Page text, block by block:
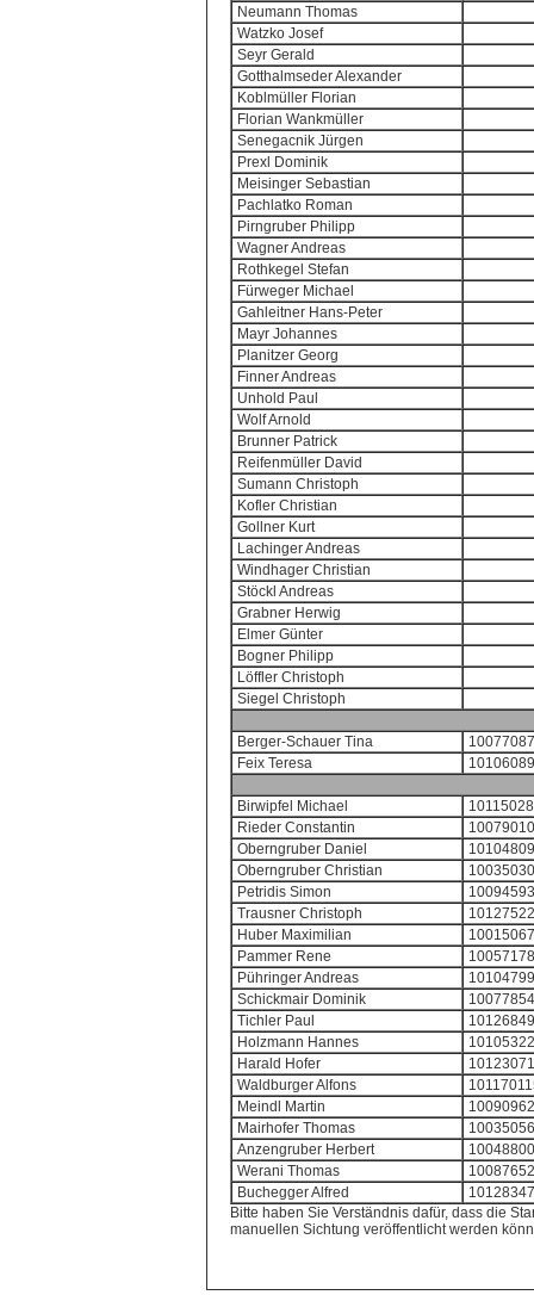
Neumann Thomas
Watzko Josef
Seyr Gerald
Gotthalmseder Alexander
Koblmüller Florian
Florian Wankmüller
Senegacnik Jürgen
Prexl Dominik
Meisinger Sebastian
Pachlatko Roman
Pirngruber Philipp
Wagner Andreas
Rothkegel Stefan
Fürweger Michael
Gahleitner Hans-Peter
Mayr Johannes
Planitzer Georg
Finner Andreas
Unhold Paul
Wolf Arnold
Brunner Patrick
Reifenmüller David
Sumann Christoph
Kofler Christian
Gollner Kurt
Lachinger Andreas
Windhager Christian
Stöckl Andreas
Grabner Herwig
Elmer Günter
Bogner Philipp
Löffler Christoph
Siegel Christoph
Berger-Schauer Tina
Feix Teresa
Birwipfel Michael
Rieder Constantin
Oberngruber Daniel
Oberngruber Christian
Petridis Simon
Trausner Christoph
Huber Maximilian
Pammer Rene
Pühringer Andreas
Schickmair Dominik
Tichler Paul
Holzmann Hannes
Harald Hofer
Waldburger Alfons
Meindl Martin
Mairhofer Thomas
Anzengruber Herbert
Werani Thomas
Buchegger Alfred
Bitte haben Sie Verständnis dafür, dass die
manuellen Sichtung veröffentlicht werden